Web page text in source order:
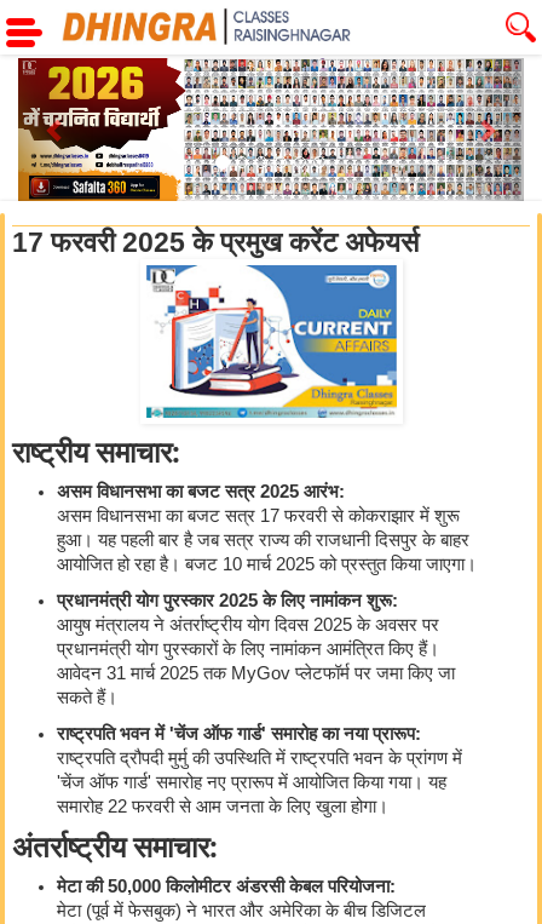
Previous Next
17 फरवरी 2025 के प्रमुख करेंट अफेयर्स
राष्ट्रीय समाचार:
असम विधानसभा का बजट सत्र 2025 आरंभ:
असम विधानसभा का बजट सत्र 17 फरवरी से कोकराझार में शुरू
हुआ। यह पहली बार है जब सत्र राज्य की राजधानी दिसपुर के बाहर
आयोजित हो रहा है। बजट 10 मार्च 2025 को प्रस्तुत किया जाएगा।
प्रधानमंत्री योग पुरस्कार 2025 के लिए नामांकन शुरू:
आयुष मंत्रालय ने अंतर्राष्ट्रीय योग दिवस 2025 के अवसर पर
प्रधानमंत्री योग पुरस्कारों के लिए नामांकन आमंत्रित किए हैं।
आवेदन 31 मार्च 2025 तक MyGov प्लेटफॉर्म पर जमा किए जा
सकते हैं।
राष्ट्रपति भवन में 'चेंज ऑफ गार्ड' समारोह का नया प्रारूप:
राष्ट्रपति द्रौपदी मुर्मु की उपस्थिति में राष्ट्रपति भवन के प्रांगण में
'चेंज ऑफ गार्ड' समारोह नए प्रारूप में आयोजित किया गया। यह
समारोह 22 फरवरी से आम जनता के लिए खुला होगा।
अंतर्राष्ट्रीय समाचार:
मेटा की 50,000 किलोमीटर अंडरसी केबल परियोजना:
मेटा (पूर्व में फेसबुक) ने भारत और अमेरिका के बीच डिजिटल